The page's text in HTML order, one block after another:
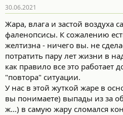
Намазала, обработала и оставила
30.06.2021
Жара, влага и застой воздуха
фаленопсисы. К сожалению
желтизна - ничего вы. не
потратить пару лет жизни в
как правило все это работает
"повтора" ситуации.
У нас в этой жуткой жаре в
вы понимаете) выпады из за
ж...) в самую жару сломался